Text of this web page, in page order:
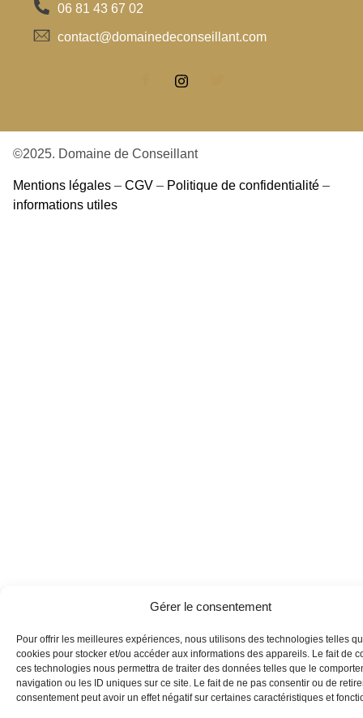
Gérer le consentement
Pour offrir les meilleures expériences, nous utilisons des technologies telles
cookies pour stocker et/ou accéder aux informations des appareils. Le fait de
ces technologies nous permettra de traiter des données telles que le
navigation ou les ID uniques sur ce site. Le fait de ne pas consentir ou de
consentement peut avoir un effet négatif sur certaines caractéristiques et
06 81 43 67 02
contact@domainedeconseillant.com
©2025. Domaine de Conseillant
Mentions légales – CGV – Politique de confidentialité –
informations utiles